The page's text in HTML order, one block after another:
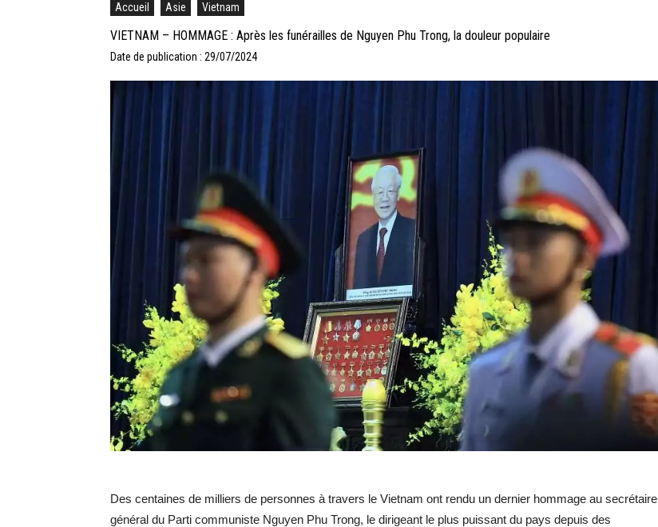
Accueil Asie Vietnam
VIETNAM – HOMMAGE : Après les funérailles de Nguyen Phu Trong, la douleur populaire
Date de publication : 29/07/2024
Des centaines de milliers de personnes à travers le Vietnam ont rendu un dernier hommage au secrétaire
général du Parti communiste Nguyen Phu Trong, le dirigeant le plus puissant du pays depuis des